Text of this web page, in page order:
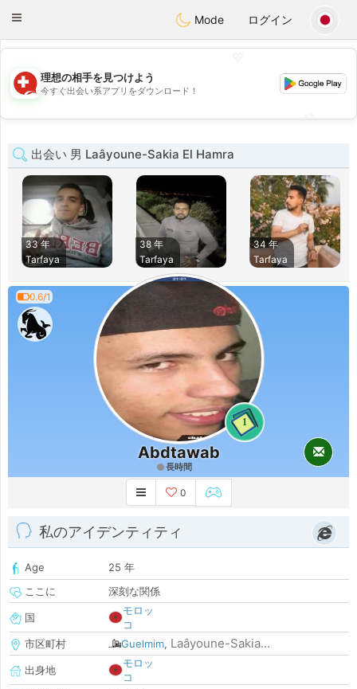
Suissi
Toggle
Mode ログイン
💖
理想の相手を見つけよう
今すぐ出会い系アプリをダウンロード！
出会い 男 Laâyoune-Sakia El Hamra
33 年
Tarfaya
38 年
Tarfaya
34 年
Tarfaya
0.6/1
1
Abdtawab
長時間
0
私のアイデンティティ
Age
25 年
ここに
深刻な関係
国
モロッ
コ
市区町村
Guelmim, Laâyoune-Sakia...
出身地
モロッ
コ